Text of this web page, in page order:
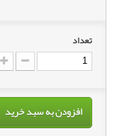
تعداد
افزودن به سبد خرید